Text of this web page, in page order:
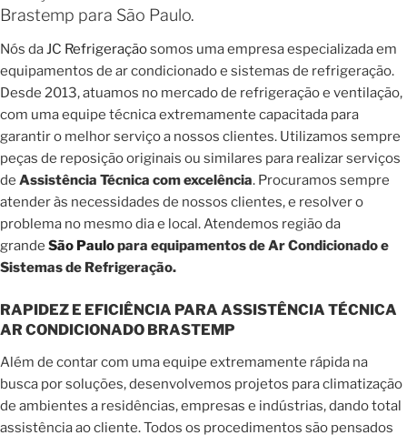
Brastemp para São Paulo.
Nós daJC Refrigeraçãosomos uma empresa especializada em
equipamentos de ar condicionado e sistemas de refrigeração.
Desde 2013, atuamos no mercado de refrigeração e ventilação,
com uma equipe técnica extremamente capacitada para
garantir o melhor serviço a nossos clientes. Utilizamos sempre
peças de reposição originais ou similares para realizar serviços
de Assistência Técnica com excelência. Procuramos sempre
atender às necessidades de nossos clientes, e resolver o
problema no mesmo dia e local. Atendemos região da
grande São Paulopara equipamentos de Ar Condicionado e
Sistemas de Refrigeração.
RAPIDEZ E EFICIÊNCIA PARA ASSISTÊNCIA TÉCNICA
AR CONDICIONADO BRASTEMP
Além de contar com uma equipe extremamente rápida na
busca por soluções, desenvolvemos projetos para climatização
de ambientes a residências, empresas e indústrias, dando total
assistência ao cliente. Todos os procedimentos são pensados